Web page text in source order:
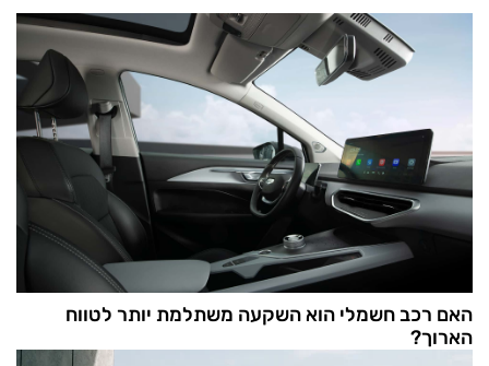
האם רכב חשמלי הוא השקעה משתלמת יותר לטווח
הארוך?